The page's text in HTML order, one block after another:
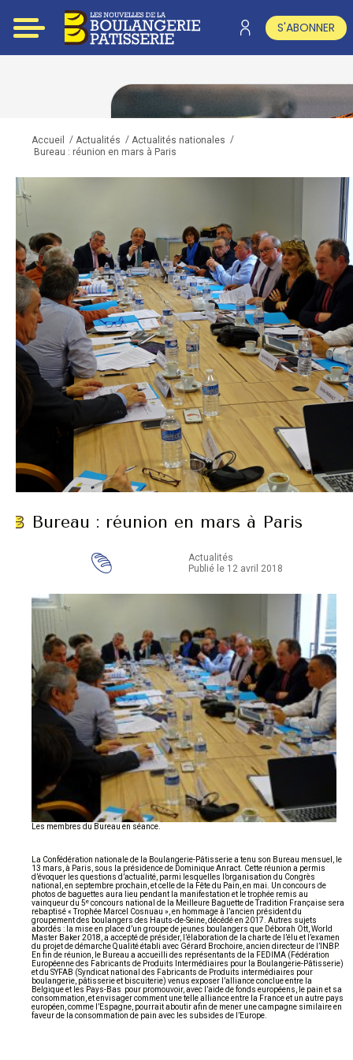
S'ABONNER
Accueil / Actualités / Actualités nationales /
Bureau : réunion en mars à Paris
Bureau : réunion en mars à Paris
Actualités
Publié le 12 avril 2018
Les membres du Bureau en séance.
La Confédération nationale de la Boulangerie-Pâtisserie a tenu son Bureau mensuel, le
13 mars, à Paris, sous la présidence de Dominique Anract. Cette réunion a permis
d’évoquer les questions d’actualité, parmi lesquelles l’organisation du Congrès
national, en septembre prochain, et celle de la Fête du Pain, en mai. Un concours de
photos de baguettes aura lieu pendant la manifestation et le trophée remis au
vainqueur du 5e concours national de la Meilleure Baguette de Tradition Française sera
rebaptisé « Trophée Marcel Cosnuau », en hommage à l’ancien président du
groupement des boulangers des Hauts-de-Seine, décédé en 2017. Autres sujets
abordés : la mise en place d’un groupe de jeunes boulangers que Déborah Ott, World
Master Baker 2018, a accepté de présider, l’élaboration de la charte de l’élu et l’examen
du projet de démarche Qualité établi avec Gérard Brochoire, ancien directeur de l’INBP.
En fin de réunion, le Bureau a accueilli des représentants de la FEDIMA (Fédération
Européenne des Fabricants de Produits Intermédiaires pour la Boulangerie-Pâtisserie)
et du SYFAB (Syndicat national des Fabricants de Produits intermédiaires pour
boulangerie, pâtisserie et biscuiterie) venus exposer l’alliance conclue entre la
Belgique et les Pays-Bas pour promouvoir, avec l’aide de fonds européens, le pain et sa
consommation, et envisager comment une telle alliance entre la France et un autre pays
européen, comme l’Espagne, pourrait aboutir afin de mener une campagne similaire en
faveur de la consommation de pain avec les subsides de l’Europe.